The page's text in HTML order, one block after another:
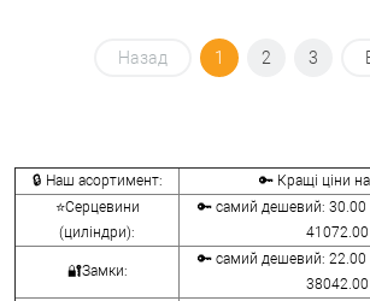
Назад 1 2 3
🔒 Наш асортимент:
🔑 Кращі ціни
⭐Серцевини
(циліндри):
🔑 самий дешевий: 30.00
41072.00
🔐Замки:
🔑 самий дешевий: 22.00
38042.00